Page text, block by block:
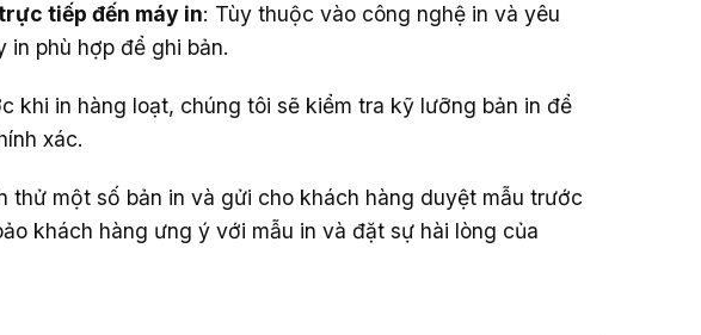
tiếp đến máy in: Tùy thuộc vào công nghệ in và yêu
in phù hợp để ghi bản.
khi in hàng loạt, chúng tôi sẽ kiểm tra kỹ lưỡng bản in để
xác.
thử một số bản in và gửi cho khách hàng duyệt mẫu trước
khách hàng ưng ý với mẫu in và đặt sự hài lòng của